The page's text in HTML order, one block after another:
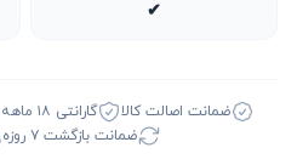
✔
ضمانت اصالت کالا گارانتی ۱۸ ماهه شرکتی
ضمانت بازگشت ۷ روزه